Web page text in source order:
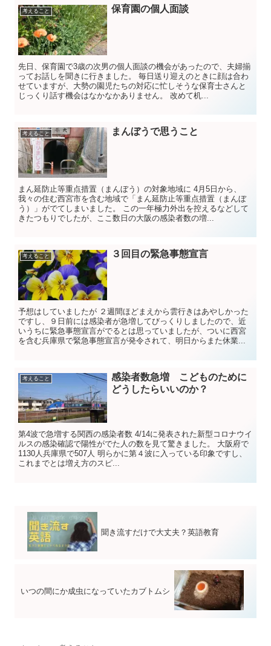
考えること 保育園の個人面談
先日、保育園で3歳の次男の個人面談の機会があったので、夫婦揃
ってお話しを聞きに行きました。 毎日送り迎えのときに顔は合わ
せていますが、大勢の園児たちの対応に忙しそうな保育士さんと
じっくり話す機会はなかなかありません。 改めて机...
考えること まんぼうで思うこと
まん延防止等重点措置（まんぼう）の対象地域に 4月5日から、
我々の住む西宮市を含む地域で「まん延防止等重点措置（まんぼ
う）」がでてしまいました。 この一年極力外出を控えるなどして
きたつもりでしたが、ここ数日の大阪の感染者数の増...
考えること ３回目の緊急事態宣言
予想はしていましたが ２週間ほどまえから雲行きはあやしかった
ですし、９日前には感染者が急増してびっくりしましたので、近
いうちに緊急事態宣言がでるとは思っていましたが、ついに西宮
を含む兵庫県で緊急事態宣言が発令されて、明日からまた休業...
考えること
感染者数急増 こどものために
どうしたらいいのか？
第4波で急増する関西の感染者数 4/14に発表された新型コロナウイ
ルスの感染確認で陽性がでた人の数を見て驚きました。 大阪府で
1130人兵庫県で507人 明らかに第４波に入っている印象ですし、
これまでとは増え方のスピ...
聞き流すだけで大丈夫？英語教育
いつの間にか成虫になっていたカブトムシ